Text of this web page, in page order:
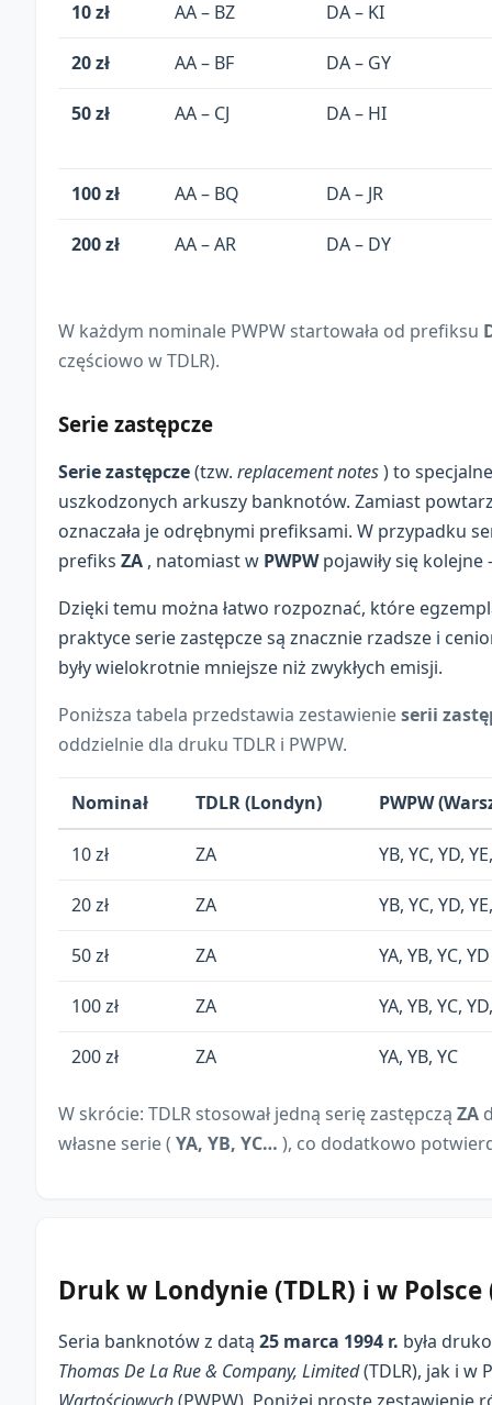
10 zł AA – BZ DA – KI
20 zł AA – BF DA – GY
50 zł AA – CJ DA – HI
100 zł AA – BQ DA – JR
200 zł AA – AR DA – DY
W każdym nominale PWPW startowała od prefiksu
częściowo w TDLR).
Serie zastępcze
Serie zastępcze(tzw. replacement notes) to
uszkodzonych arkuszy banknotów. Zamiast
oznaczała je odrębnymi prefiksami. W przypadku
prefiks ZA , natomiast w PWPWpojawiły się kolejne
Dzięki temu można łatwo rozpoznać, które
praktyce serie zastępcze są znacznie rzadsze i
były wielokrotnie mniejsze niż zwykłych emisji.
Poniższa tabela przedstawia zestawienieserii
oddzielnie dla druku TDLR i PWPW.
Nominał TDLR (Londyn) PWPW
10 zł ZA YB, YC, YD,
20 zł ZA YB, YC, YD,
50 zł ZA YA, YB, YC, YD
100 zł ZA YA, YB, YC,
200 zł ZA YA, YB, YC
W skrócie: TDLR stosował jedną serię zastępczą ZA
własne serie ( YA, YB, YC… ), co dodatkowo
Druk w Londynie (TDLR) i w Polsce
Seria banknotów z datą 25 marca 1994 r. była
Thomas De La Rue & Company, Limited(TDLR), jak i w